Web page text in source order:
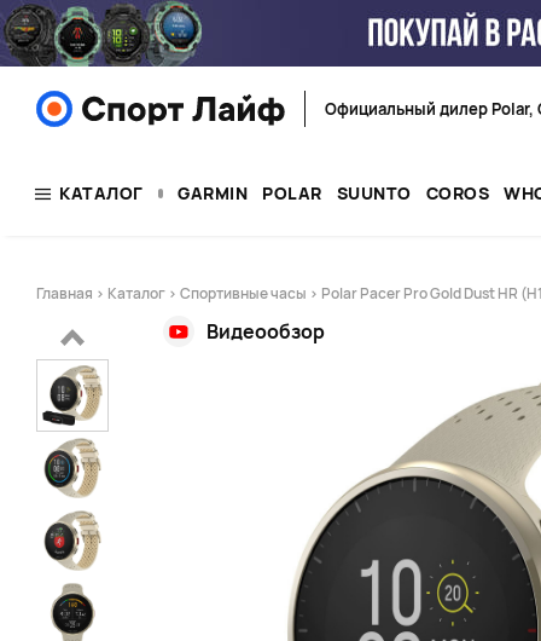
Официальный дилер Polar,
КАТАЛОГ GARMIN POLAR SUUNTO COROS
Главная > Каталог > Спортивные часы > Polar Pacer Pro Gold Dust HR
Видеообзор